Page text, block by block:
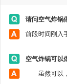
请问空气炸锅
空气炸锅可以